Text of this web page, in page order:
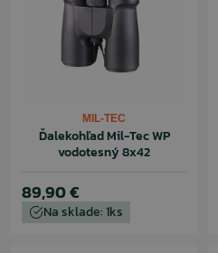
MIL-TEC
Ďalekohľad Mil-Tec WP
vodotesný 8x42
89,90 €
Na sklade: 1ks